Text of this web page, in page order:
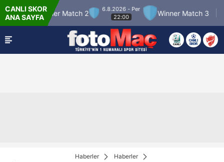
CANLI SKOR
ANA SAYFA
Match 2
6.8.2026 - Per
22:00
Winner Match 3 FK Partizan
Haberler
Haberler